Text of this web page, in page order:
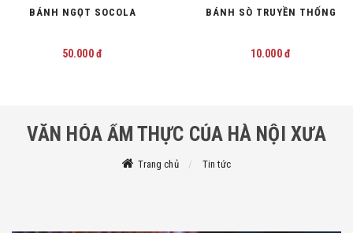
NGỌT SOCOLA BÁNH SÒ TRUYỀN THỐNG
VĂN HÓA ẨM THỰC CỦA HÀ NỘI XƯA
Trang chủ Tin tức